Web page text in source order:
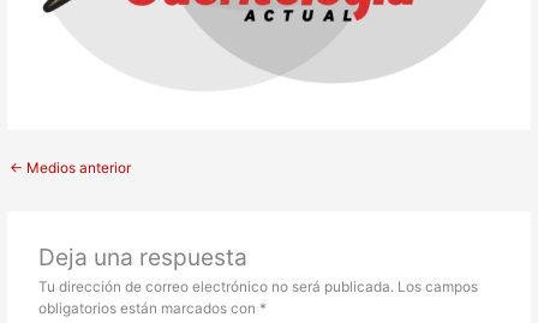
← Medios anterior
Deja una respuesta
Tu dirección de correo electrónico no será publicada. Los campos
obligatorios están marcados con *